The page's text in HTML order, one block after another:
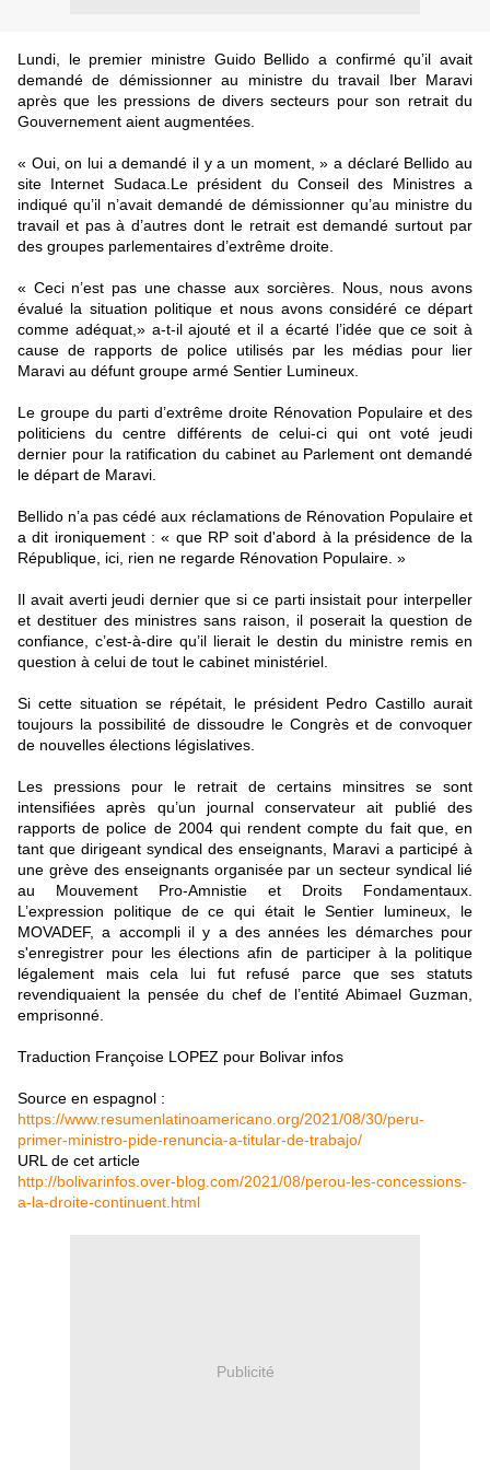
Lundi, le premier ministre Guido Bellido a confirmé qu’il avait
demandé de démissionner au ministre du travail Iber Maravi
après que les pressions de divers secteurs pour son retrait du
Gouvernement aient augmentées.
« Oui, on lui a demandé il y a un moment, » a déclaré Bellido au
site Internet Sudaca.Le président du Conseil des Ministres a
indiqué qu’il n’avait demandé de démissionner qu’au ministre du
travail et pas à d’autres dont le retrait est demandé surtout par
des groupes parlementaires d’extrême droite.
« Ceci n’est pas une chasse aux sorcières. Nous, nous avons
évalué la situation politique et nous avons considéré ce départ
comme adéquat,» a-t-il ajouté et il a écarté l’idée que ce soit à
cause de rapports de police utilisés par les médias pour lier
Maravi au défunt groupe armé Sentier Lumineux.
Le groupe du parti d’extrême droite Rénovation Populaire et des
politiciens du centre différents de celui-ci qui ont voté jeudi
dernier pour la ratification du cabinet au Parlement ont demandé
le départ de Maravi.
Bellido n’a pas cédé aux réclamations de Rénovation Populaire et
a dit ironiquement : « que RP soit d'abord à la présidence de la
République, ici, rien ne regarde Rénovation Populaire. »
Il avait averti jeudi dernier que si ce parti insistait pour interpeller
et destituer des ministres sans raison, il poserait la question de
confiance, c’est-à-dire qu’il lierait le destin du ministre remis en
question à celui de tout le cabinet ministériel.
Si cette situation se répétait, le président Pedro Castillo aurait
toujours la possibilité de dissoudre le Congrès et de convoquer
de nouvelles élections législatives.
Les pressions pour le retrait de certains minsitres se sont
intensifiées après qu’un journal conservateur ait publié des
rapports de police de 2004 qui rendent compte du fait que, en
tant que dirigeant syndical des enseignants, Maravi a participé à
une grève des enseignants organisée par un secteur syndical lié
au Mouvement Pro-Amnistie et Droits Fondamentaux.
L’expression politique de ce qui était le Sentier lumineux, le
MOVADEF, a accompli il y a des années les démarches pour
s'enregistrer pour les élections afin de participer à la politique
légalement mais cela lui fut refusé parce que ses statuts
revendiquaient la pensée du chef de l’entité Abimael Guzman,
emprisonné.
Traduction Françoise LOPEZ pour Bolivar infos
Source en espagnol :
https://www.resumenlatinoamericano.org/2021/08/30/peru-
primer-ministro-pide-renuncia-a-titular-de-trabajo/
URL de cet article
http://bolivarinfos.over-blog.com/2021/08/perou-les-concessions-
a-la-droite-continuent.html
Publicité